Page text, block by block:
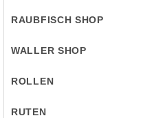
RAUBFISCH SHOP
WALLER SHOP
ROLLEN
RUTEN